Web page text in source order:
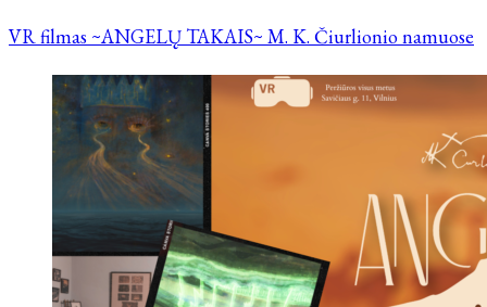
VR filmas ~ANGELŲ TAKAIS~ M. K. Čiurlionio namuose